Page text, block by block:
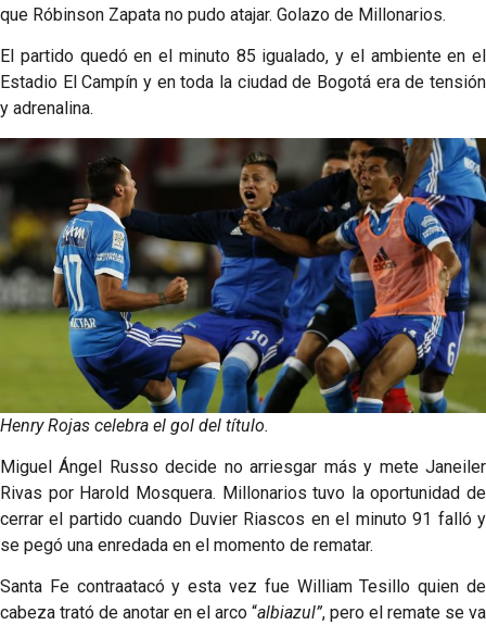
que Róbinson Zapata no pudo atajar. Golazo de Millonarios.
El partido quedó en el minuto 85 igualado, y el ambiente en el
Estadio El Campín y en toda la ciudad de Bogotá era de tensión
y adrenalina.
Henry Rojas celebra el gol del título.
Miguel Ángel Russo decide no arriesgar más y mete Janeiler
Rivas por Harold Mosquera. Millonarios tuvo la oportunidad de
cerrar el partido cuando Duvier Riascos en el minuto 91 falló y
se pegó una enredada en el momento de rematar.
Santa Fe contraatacó y esta vez fue William Tesillo quien de
cabeza trató de anotar en el arco “albiazul”, pero el remate se va